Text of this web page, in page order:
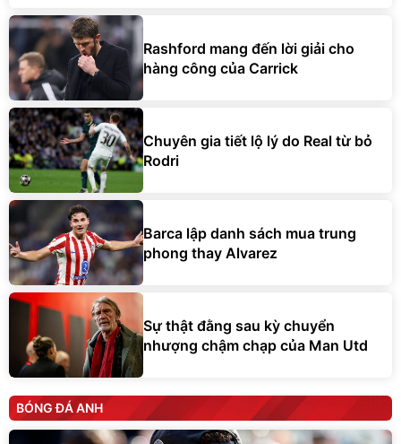
Rashford mang đến lời giải cho
hàng công của Carrick
Chuyên gia tiết lộ lý do Real từ bỏ
Rodri
Barca lập danh sách mua trung
phong thay Alvarez
Sự thật đằng sau kỳ chuyển
nhượng chậm chạp của Man Utd
BÓNG ĐÁ ANH